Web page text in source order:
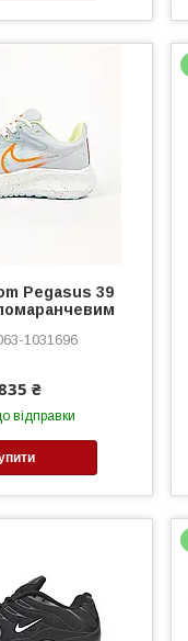
Pegasus 39
1031696
₴
відправки